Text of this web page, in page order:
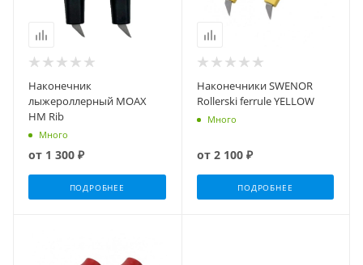
Наконечник
лыжероллерный MOAX
HM Rib
Много
от 1 300 ₽
ПОДРОБНЕЕ
Наконечники SWENOR
Rollerski ferrule YELLOW
Много
от 2 100 ₽
ПОДРОБНЕЕ